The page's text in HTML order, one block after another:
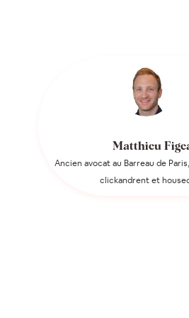
Matthieu
Ancien avocat au Barreau de
clickandrent et